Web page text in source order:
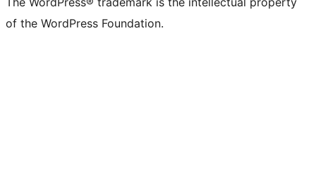
of the WordPress Foundation.